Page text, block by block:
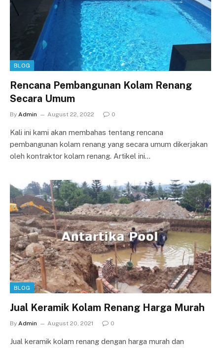
BLOG
Rencana Pembangunan Kolam Renang
Secara Umum
By Admin August 22, 2022 0
Kali ini kami akan membahas tentang rencana
pembangunan kolam renang yang secara umum dikerjakan
oleh kontraktor kolam renang. Artikel ini…
BLOG
Jual Keramik Kolam Renang Harga Murah
By Admin August 20, 2021 0
Jual keramik kolam renang dengan harga murah dan